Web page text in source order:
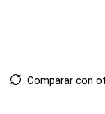
Comparar con